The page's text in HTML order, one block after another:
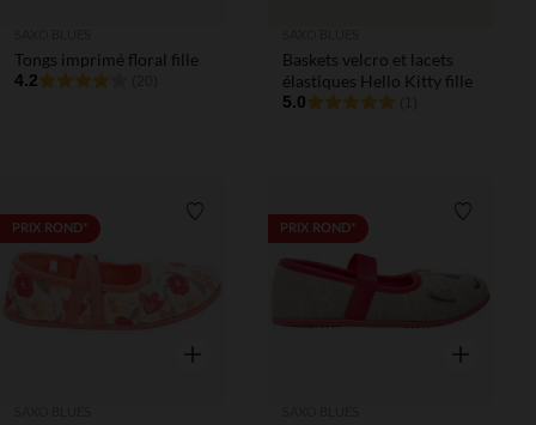
Tongs imprimé floral fille
4.2
Baskets velcro et lacets
élastiques Hello Kitty fille
5.0
PRIX ROND* Liste de souhaits
Aperçu rapide
PRIX ROND*
Aperçu